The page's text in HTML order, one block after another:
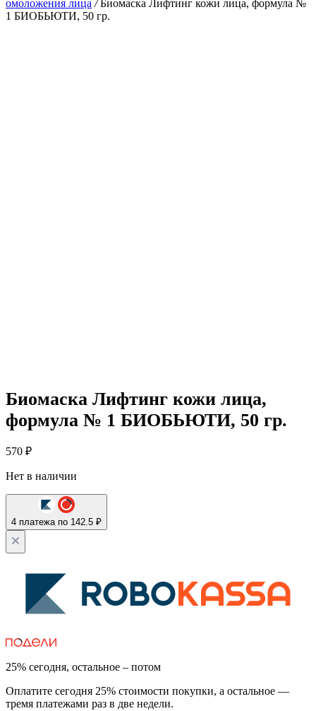
омоложения лица / Биомаска Лифтинг кожи лица, формула №
1 БИОБЬЮТИ, 50 гр.
Биомаска Лифтинг кожи лица,
формула № 1 БИОБЬЮТИ, 50 гр.
570 ₽
Нет в наличии
4 платежа по 142.5 ₽
25% сегодня, остальное – потом
Оплатите сегодня 25% стоимости покупки, а остальное —
тремя платежами раз в две недели.